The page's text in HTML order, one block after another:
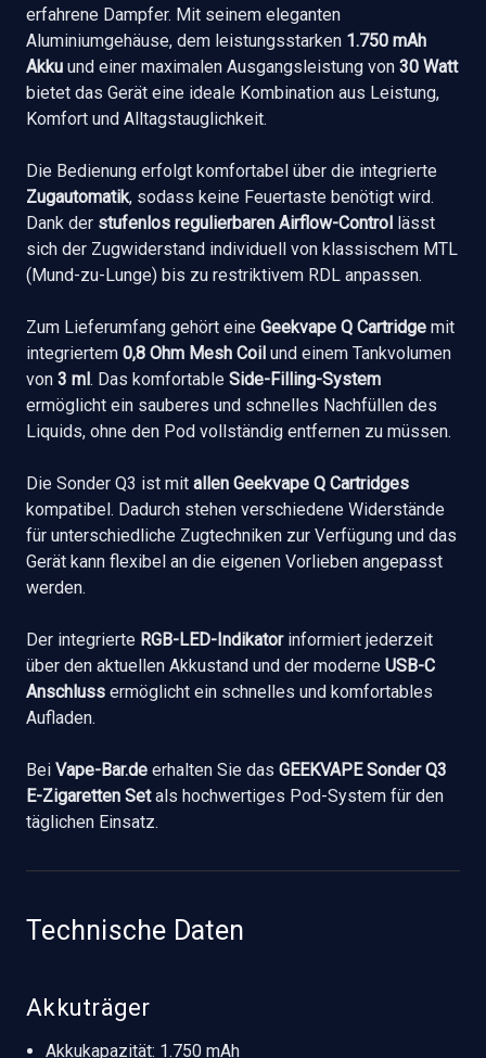
erfahrene Dampfer. Mit seinem eleganten
Aluminiumgehäuse, dem leistungsstarken 1.750 mAh
Akku und einer maximalen Ausgangsleistung von 30 Watt
bietet das Gerät eine ideale Kombination aus Leistung,
Komfort und Alltagstauglichkeit.
Die Bedienung erfolgt komfortabel über die integrierte
Zugautomatik, sodass keine Feuertaste benötigt wird.
Dank der stufenlos regulierbaren Airflow-Control lässt
sich der Zugwiderstand individuell von klassischem MTL
(Mund-zu-Lunge) bis zu restriktivem RDL anpassen.
Zum Lieferumfang gehört eine Geekvape Q Cartridge mit
integriertem 0,8 Ohm Mesh Coil und einem Tankvolumen
von 3 ml. Das komfortable Side-Filling-System
ermöglicht ein sauberes und schnelles Nachfüllen des
Liquids, ohne den Pod vollständig entfernen zu müssen.
Die Sonder Q3 ist mit allen Geekvape Q Cartridges
kompatibel. Dadurch stehen verschiedene Widerstände
für unterschiedliche Zugtechniken zur Verfügung und das
Gerät kann flexibel an die eigenen Vorlieben angepasst
werden.
Der integrierte RGB-LED-Indikatorinformiert jederzeit
über den aktuellen Akkustand und der moderne USB-C
Anschluss ermöglicht ein schnelles und komfortables
Aufladen.
Bei Vape-Bar.de erhalten Sie das GEEKVAPE Sonder Q3
E-Zigaretten Setals hochwertiges Pod-System für den
täglichen Einsatz.
Technische Daten
Akkuträger
Akkukapazität: 1.750 mAh